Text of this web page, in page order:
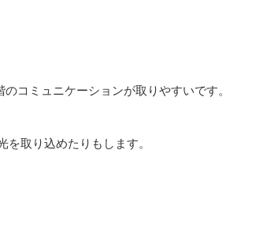
コミュニケーションが取りやすいです。
取り込めたりもします。